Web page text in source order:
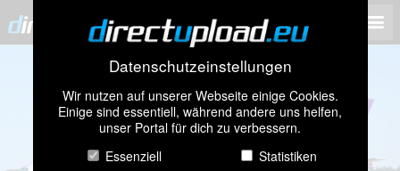
Datenschutzeinstellungen
Wir nutzen auf unserer Webseite einige Cookies.
Einige sind essentiell, während andere uns helfen,
unser Portal für dich zu verbessern.
Essenziell
Statistiken